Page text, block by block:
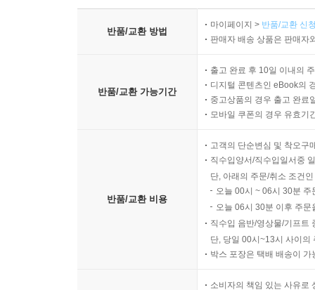
반품/교환 방법
마이페이지 > 반품/교환 신
판매자 배송 상품은 판매자
반품/교환 가능기간
출고 완료 후 10일 이내의
디지털 콘텐츠인 eBook의
중고상품의 경우 출고 완료
모바일 쿠폰의 경우 유효기
반품/교환 비용
고객의 단순변심 및 착오구
직수입양서/직수입일서중
단, 아래의 주문/취소 조건
오늘 00시 ~ 06시 30분
오늘 06시 30분 이후 주
직수입 음반/영상물/기프트
단, 당일 00시~13시 사이의
박스 포장은 택배 배송이
소비자의 책임 있는 사유로